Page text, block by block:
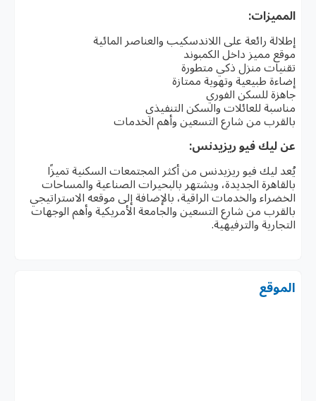
المميزات:
إطلالة رائعة على اللاندسكيب والعناصر المائية
موقع مميز داخل الكمبوند
تقنيات منزل ذكي متطورة
إضاءة طبيعية وتهوية ممتازة
جاهزة للسكن الفوري
مناسبة للعائلات والسكن التنفيذي
بالقرب من شارع التسعين وأهم الخدمات
عن ليك فيو ريزيدنس:
يُعد ليك فيو ريزيدنس من أكثر المجتمعات السكنية تميزًا
بالقاهرة الجديدة، ويشتهر بالبحيرات الصناعية والمساحات
الخضراء والخدمات الراقية، بالإضافة إلى موقعه الاستراتيجي
بالقرب من شارع التسعين والجامعة الأمريكية وأهم الوجهات
التجارية والترفيهية.
الموقع